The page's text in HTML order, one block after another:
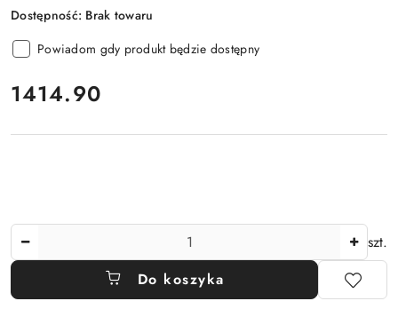
Dostępność: Brak towaru
Powiadom gdy produkt będzie dostępny
cena:
1414.90
szt.
Do koszyka